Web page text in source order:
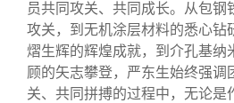
员共同攻关、共同成长。从包钢
攻关，到无机涂层材料的悉心钻
熠生辉的辉煌成就，到介孔基纳
顾的矢志攀登，严东生始终强调
关、共同拼搏的过程中，无论是